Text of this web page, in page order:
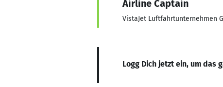
Airline Captain
VistaJet Luftfahrtunternehmen
Logg Dich jetzt ein, um das